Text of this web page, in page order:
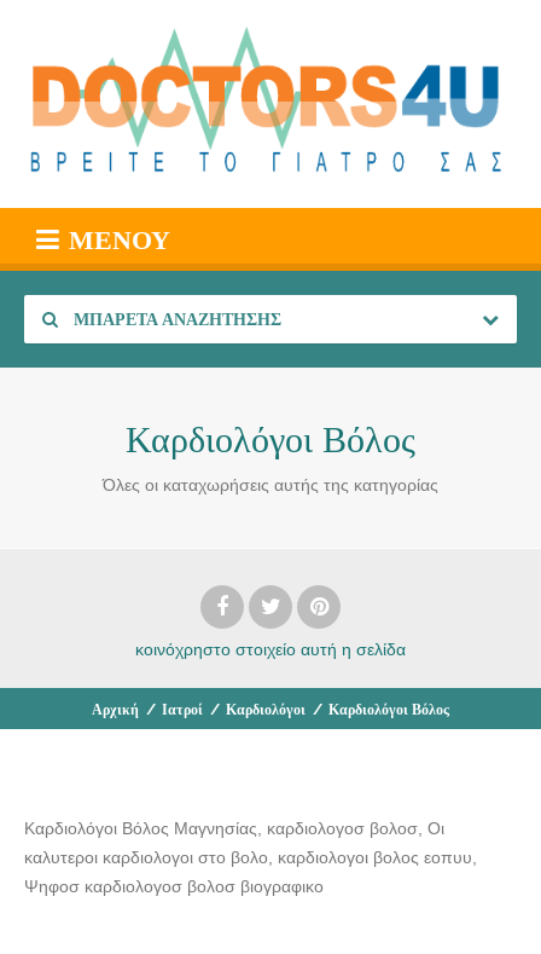
ΜΕΝΟΎ
ΜΠΑΡΈΤΑ ΑΝΑΖΉΤΗΣΗΣ
Καρδιολόγοι Βόλος
Όλες οι καταχωρήσεις αυτής της κατηγορίας
κοινόχρηστο στοιχείο αυτή η σελίδα
Αρχική / Ιατροί / Καρδιολόγοι / Καρδιολόγοι Βόλος
Καρδιολόγοι Βόλος Μαγνησίας, καρδιολογοσ βολοσ, Οι
καλυτεροι καρδιολογοι στο βολο, καρδιολογοι βολος εοπυυ,
Ψηφοσ καρδιολογοσ βολοσ βιογραφικο